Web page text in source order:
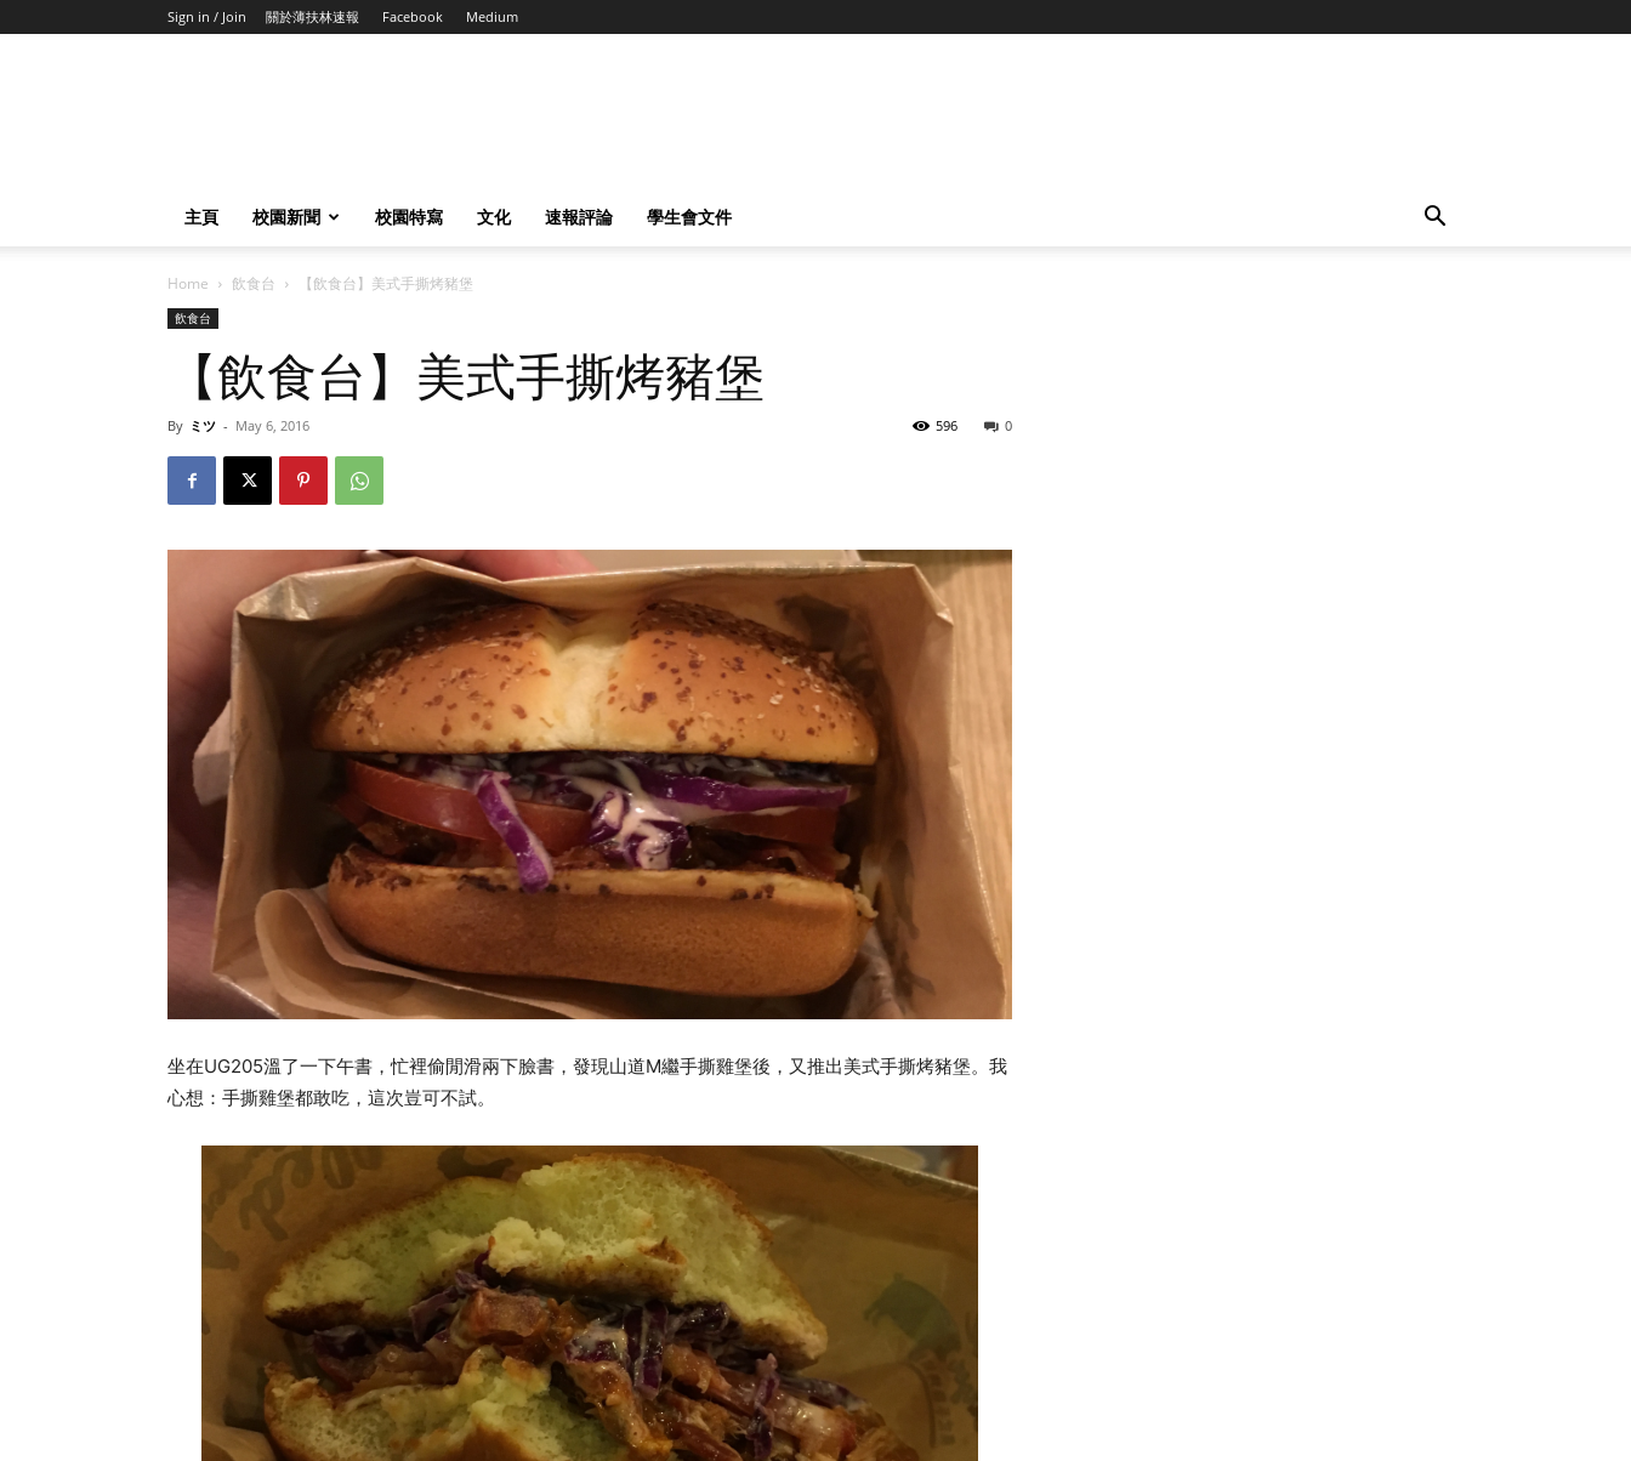
Sign in / Join 關於薄扶林速報 Facebook Medium
主頁 校園新聞 校園特寫 文化 速報評論 學生會文件
Home 飲食台 【飲食台】美式手撕烤豬堡
飲食台
【飲食台】美式手撕烤豬堡
By ミツ - May 6, 2016 0
596
坐在UG205溫了一下午書，忙裡偷閒滑兩下臉書，發現山道M繼手撕雞堡後，又推出美式手撕烤豬堡。我
心想：手撕雞堡都敢吃，這次豈可不試。